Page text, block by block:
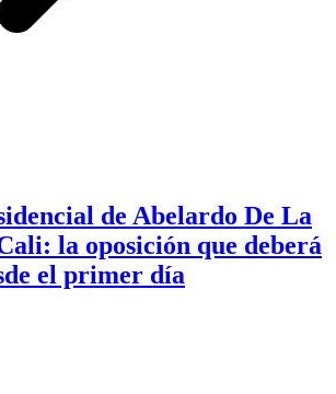
de Abelardo De La
la oposición que deberá
el primer día